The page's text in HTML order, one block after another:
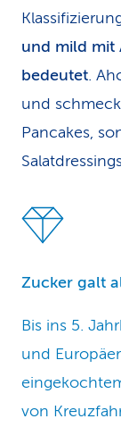
und mild mit
bedeutet.
und
Pancakes,
Zucker galt
Bis ins 5.
und
von